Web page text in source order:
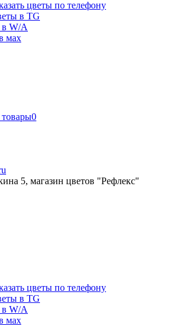
цветы по телефону
в TG
в W/A
мах
0
5, магазин цветов "Рефлекс"
цветы по телефону
в TG
в W/A
мах